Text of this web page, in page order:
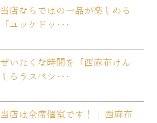
当店ならではの一品が楽しめる
「ユッケドッ･･･
ぜいたくな時間を「西麻布けん
しろうスペシ･･･
当店は全席個室です！ | 西麻布